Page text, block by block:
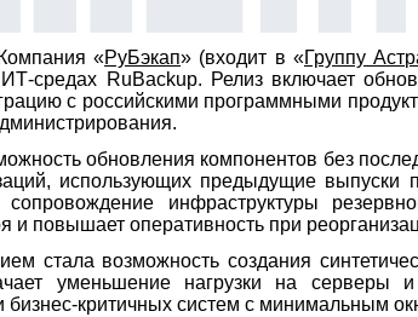
«РуБэкап» (входит в «Группу
средах RuBackup. Релиз включает
с российскими программными
обновления компонентов без
использующих предыдущие
сопровождение инфраструктуры
и повышает оперативность при
стала возможность создания
уменьшение нагрузки на серверы
критичных систем с минимальным